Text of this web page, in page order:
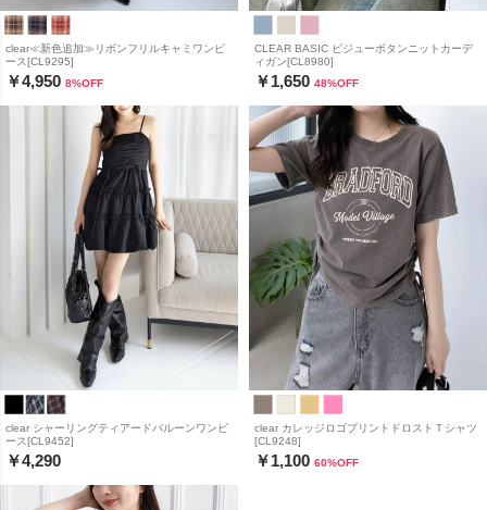
clear≪新色追加≫リボンフリルキャミワンピ
ース[CL9295]
￥4,950 8%OFF
CLEAR BASIC ビジューボタンニットカーデ
ィガン[CL8980]
￥1,650 48%OFF
clear シャーリングティアードバルーンワンピ
ース[CL9452]
￥4,290
clear カレッジロゴプリントドロストＴシャツ
[CL9248]
￥1,100 60%OFF